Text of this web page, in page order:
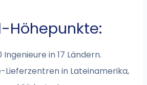
Höhepunkte:
Ingenieure in 17 Ländern.
Lieferzentren in Lateinamerika,